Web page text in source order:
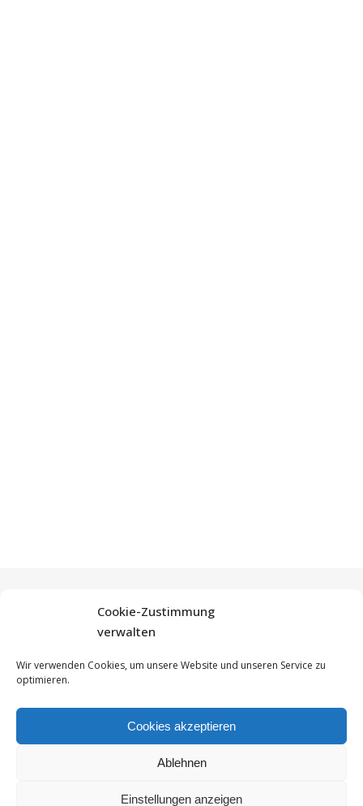
Cookie-Zustimmung
verwalten
Wir verwenden Cookies, um unsere Website und unseren Service zu
optimieren.
Cookies akzeptieren
Ablehnen
Einstellungen anzeigen
© Yammibean, 2026 - All Rights Reserved